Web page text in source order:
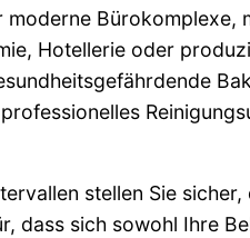
Bürokomplexe,
Hotellerie oder
stellen Sie
dass sich sowohl Ihre